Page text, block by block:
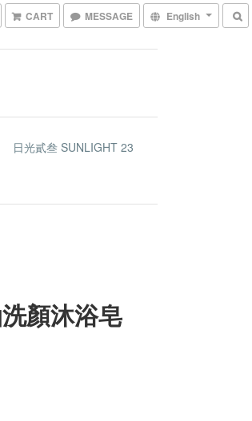
CART MESSAGE English
日光貳叁 SUNLIGHT 23
顏沐浴皂